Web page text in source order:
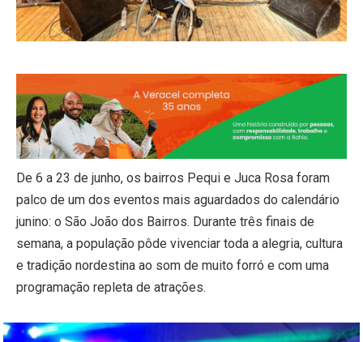
De 6 a 23 de junho, os bairros Pequi e Juca Rosa foram
palco de um dos eventos mais aguardados do calendário
junino: o São João dos Bairros. Durante três finais de
semana, a população pôde vivenciar toda a alegria, cultura
e tradição nordestina ao som de muito forró e com uma
programação repleta de atrações.